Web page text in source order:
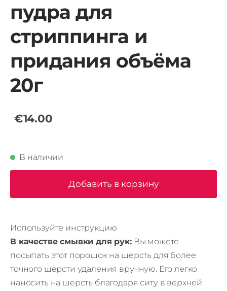
пудра для
стриппинга и
придания объёма
20г
€14.00
В наличии
Добавить в корзину
Используйте инструкцию
В качестве смывки для рук:Вы можете
посыпать этот порошок на шерсть для более
точного шерсти удаления вручную. Его легко
наносить на шерсть благодаря ситу в верхней